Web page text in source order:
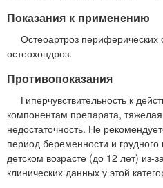
Показания к применению
Остеоартроз периферических
остеохондроз.
Противопоказания
Гиперчувствительность к
компонентам препарата,
недостаточность. Не
период беременности и
детском возрасте (до 12 лет) из-
клинических данных у этой